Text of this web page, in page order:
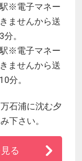
駅※電子マネー
ませんから送
。
駅※電子マネー
ませんから送
分。
石浦に沈む夕
下さい。
る